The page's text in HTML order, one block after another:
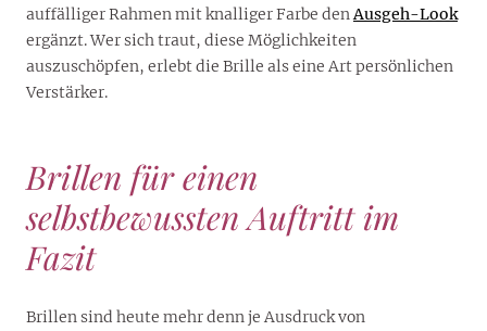
auffälliger Rahmen mit knalliger Farbe denAusgeh-Look
ergänzt. Wer sich traut, diese Möglichkeiten
auszuschöpfen, erlebt die Brille als eine Art persönlichen
Verstärker.
Brillen für einen
selbstbewussten Auftritt im
Fazit
Brillen sind heute mehr denn je Ausdruck von